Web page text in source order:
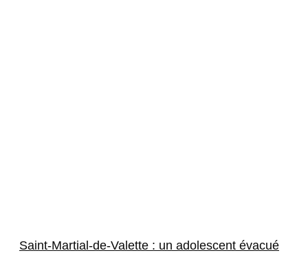
Saint-Martial-de-Valette : un adolescent évacué